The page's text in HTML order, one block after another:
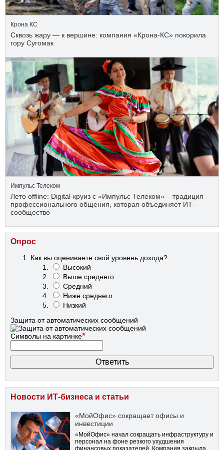
Крона КС
Сквозь жару — к вершине: компания «Крона‑КС» покорила
гору Сугомак
Импульс Телеком
Лето offline: Digital-круиз с «Импульс Телеком» – традиция
профессионального общения, которая объединяет ИТ-
сообщество
Опрос
Как вы оцениваете свой уровень дохода?
Высокий
Выше среднего
Средний
Ниже среднего
Низкий
Защита от автоматических сообщений
Символы на картинке*
Новости ИТ-бизнеса и статьи
«МойОфис» сокращает офисы и
инвестиции
«МойОфис» начал сокращать инфраструктуру и
персонал на фоне резкого ухудшения